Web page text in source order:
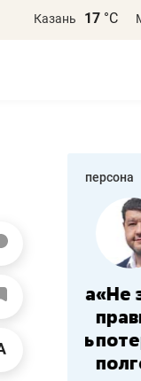
Казань 17 °С
персона
работа «Не